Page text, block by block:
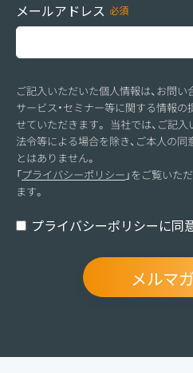
メールアドレス
ご記入いただいた個人情報は、お問い
サービス・セミナー等に関する情報
せていただきます。 当社では、ご記
法令等による場合を除き、ご本人の同
とはありません。
「プライバシーポリシー 」をご覧いた
ます。
プライバシーポリシーに同